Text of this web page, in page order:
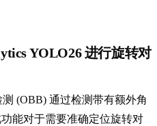
YOLO26 进行旋转对
(OBB) 通过检测带有额外角
功能对于需要准确定位旋转对